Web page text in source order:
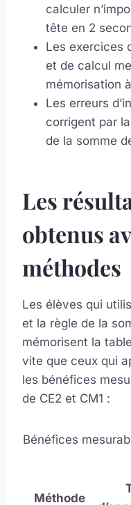
calculer
tête en 2
Les exercices
et de calcul
mémorisation
Les erreurs
corrigent par
de la somme
Les
obtenus
méthodes
Les élèves qui
et la règle de la
mémorisent la
vite que ceux qui
les bénéfices
de CE2 et CM1 :
Bénéfices
Méthode